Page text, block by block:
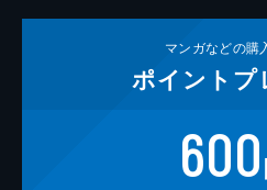
マンガなどの購
ポイント プ
600